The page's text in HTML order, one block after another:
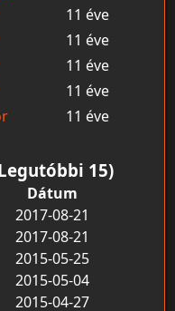
11 éve
11 éve
11 éve
11 éve
11 éve
15)
Dátum
2017-08-21
2017-08-21
2015-05-25
2015-05-04
2015-04-27